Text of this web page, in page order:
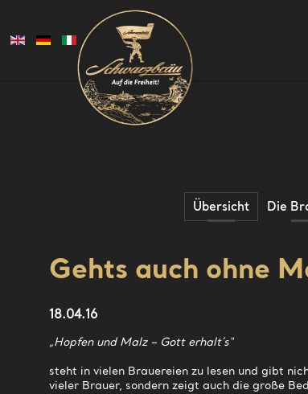
Übersicht Die
Gehts auch ohne
18.04.16
„Hopfen und Malz – Gott erhalt´s“
steht in vielen Brauereien zu lesen und gibt
vieler Brauer, sondern zeigt auch die große